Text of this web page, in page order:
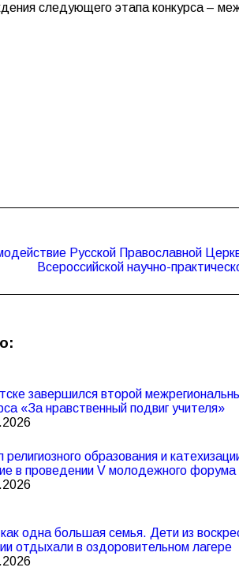
следующего этапа конкурса –
Русской Православной
Всероссийской научно-
завершился второй
«За нравственный подвиг учителя»
образования и
в проведении V молодежного
одна большая семья. Дети из
отдыхали в оздоровительном лагере